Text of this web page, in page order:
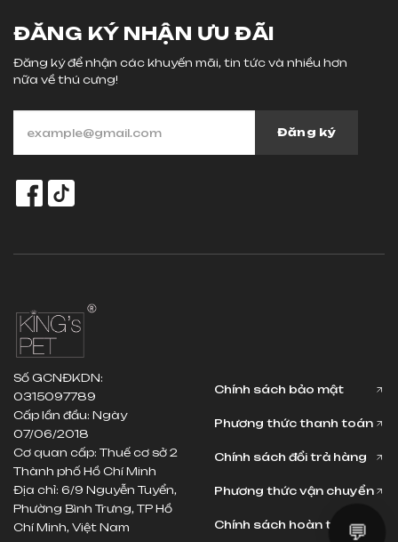
ĐĂNG KÝ NHẬN ƯU ĐÃI
Đăng ký để nhận các khuyến mãi, tin tức và nhiều hơn
nữa về thú cưng!
Đăng ký
Số GCNĐKDN:
0315097789
Cấp lần đầu: Ngày
07/06/2018
Cơ quan cấp: Thuế cơ sở 2
Thành phố Hồ Chí Minh
Địa chỉ: 6/9 Nguyễn Tuyển,
Phường Bình Trưng, TP Hồ
Chí Minh, Việt Nam
Chính sách bảo mật
Phương thức thanh toán
Chính sách đổi trả hàng
Phương thức vận chuyển
Chính sách hoàn tiền💬